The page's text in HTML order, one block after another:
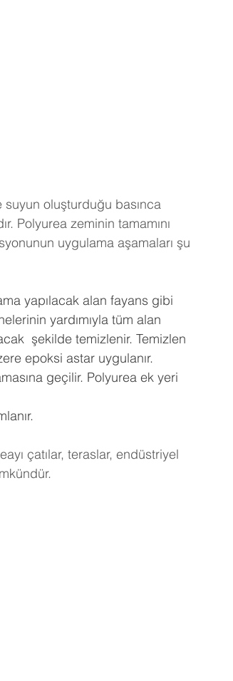
suyun oluşturduğu basınca
Polyurea zeminin tamamını
uygulama aşamaları şu
yapılacak alan fayans gibi
yardımıyla tüm alan
şekilde temizlenir. Temizlen
epoksi astar uygulanır.
geçilir. Polyurea ek yeri
çatılar, teraslar, endüstriyel